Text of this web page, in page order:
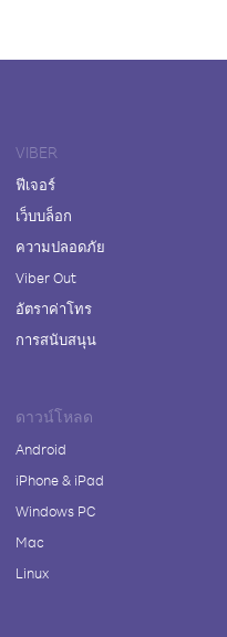
VIBER
ฟีเจอร์
เว็บบล็อก
ความปลอดภัย
Viber Out
อัตราค่าโทร
การสนับสนุน
ดาวน์โหลด
Android
iPhone & iPad
Windows PC
Mac
Linux